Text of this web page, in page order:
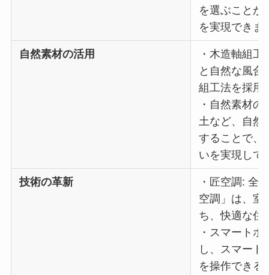
を選ぶことが
を実現できま
自然素材の活用
・木造軸組
と自然な風合
組工法を採用
・自然素材
土など、自然
することで、
いを実現して
技術の革新
・匠空調: 全
空調」は、室
ち、快適な住
・スマート
し、スマート
を操作できる